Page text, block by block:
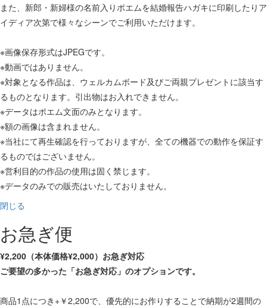
また、新郎・新婦様の名前入りポエムを結婚報告ハガキに印刷したりア
イディア次第で様々なシーンでご利用いただけます。
※画像保存形式はJPEGです。
※動画ではありません。
※対象となる作品は、ウェルカムボード及びご両親プレゼントに該当す
るものとなります。引出物はお入れできません。
※データはポエム文面のみとなります。
※額の画像は含まれません。
※当社にて再生確認を行っておりますが、全ての機器での動作を保証す
るものではございません。
※営利目的の作品の使用は固く禁じます。
※データのみでの販売はいたしておりません。
閉じる
お急ぎ便
¥2,200（本体価格¥2,000）お急ぎ対応
ご要望の多かった「お急ぎ対応」のオプションです。
商品1点につき+￥2,200で、優先的にお作りすることで納期が2週間の